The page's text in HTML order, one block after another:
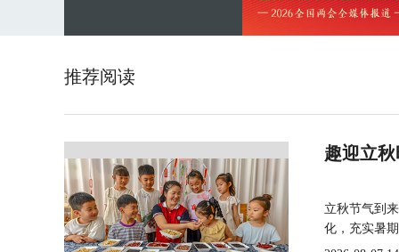
推荐阅读
趣迎立
立秋节气到
化，充实暑